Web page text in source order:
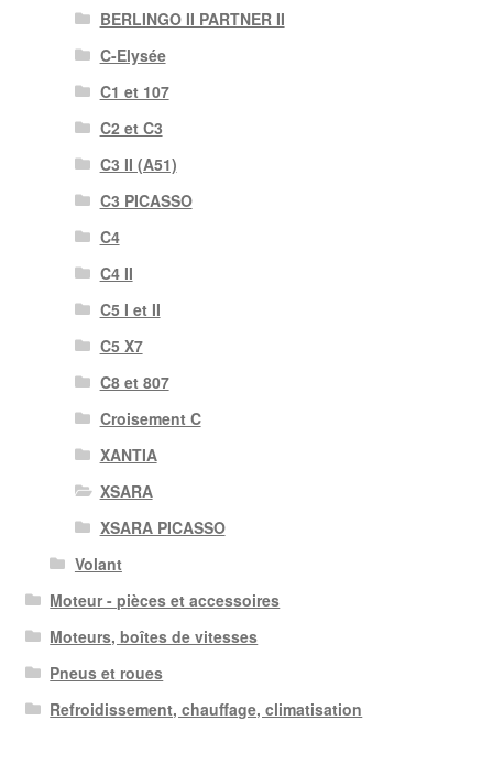
BERLINGO II PARTNER II
C-Elysée
C1 et 107
C2 et C3
C3 II (A51)
C3 PICASSO
C4
C4 II
C5 I et II
C5 X7
C8 et 807
Croisement C
XANTIA
XSARA
XSARA PICASSO
Volant
Moteur - pièces et accessoires
Moteurs, boîtes de vitesses
Pneus et roues
Refroidissement, chauffage, climatisation